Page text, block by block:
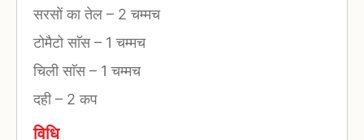
सरसों का तेल – 2 चम्मच
टोमैटो साॅस– 1 चम्मच
चिली साॅस– 1 चम्मच
दही– 2 कप
विधि